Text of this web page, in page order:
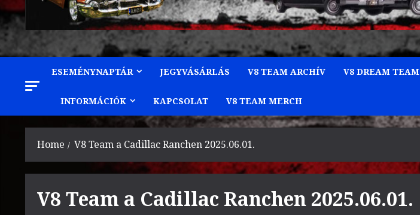
ESEMÉNYNAPTÁR JEGYVÁSÁRLÁS V8 TEAM ARCHÍV V8 DREAM TEAM
INFORMÁCIÓK KAPCSOLAT V8 TEAM MERCH
Home V8 Team a Cadillac Ranchen 2025.06.01.
V8 Team a Cadillac Ranchen 2025.06.01.